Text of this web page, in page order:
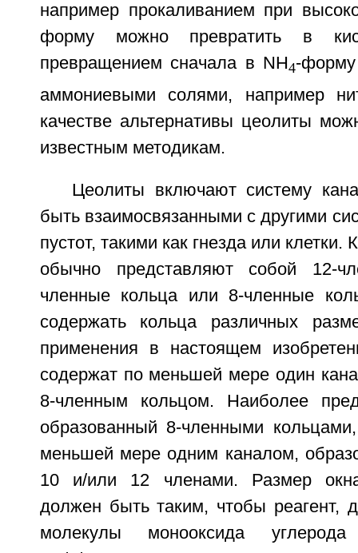
например прокаливанием при
форму можно превратить в
превращением сначала в NH4-
аммониевыми солями, например
качестве альтернативы цеолиты
известным методикам.
Цеолиты включают систему
быть взаимосвязанными с другими
пустот, такими как гнезда или клетки.
обычно представляют собой 12-
членные кольца или 8-членные
содержать кольца различных
применения в настоящем
содержат по меньшей мере один
8-членным кольцом. Наиболее
образованный 8-членными
меньшей мере одним каналом,
10 и/или 12 членами. Размер
должен быть таким, чтобы реагент,
молекулы монооксида